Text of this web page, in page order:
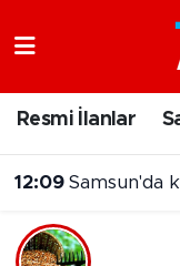
Resmi İlanlar
12:09 Samsun'da
Trafik